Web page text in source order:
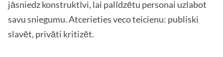
jāsniedz konstruktīvi, lai palīdzētu personai uzlabot
savu sniegumu. Atcerieties veco teicienu: publiski
slavēt, privāti kritizēt.